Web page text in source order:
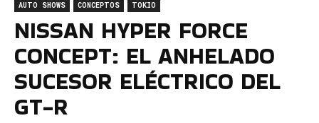
Magazine
AUTO SHOWS CONCEPTOS TOKIO
NISSAN HYPER FORCE
CONCEPT: EL ANHELADO
SUCESOR ELÉCTRICO DEL
GT-R